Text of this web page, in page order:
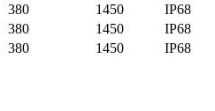
380 1450
IP68
380 1450
IP68
380 1450 IP68